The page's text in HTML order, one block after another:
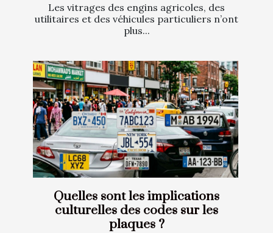
Les vitrages des engins agricoles, des
utilitaires et des véhicules particuliers n’ont
plus...
Quelles sont les implications
culturelles des codes sur les
plaques ?